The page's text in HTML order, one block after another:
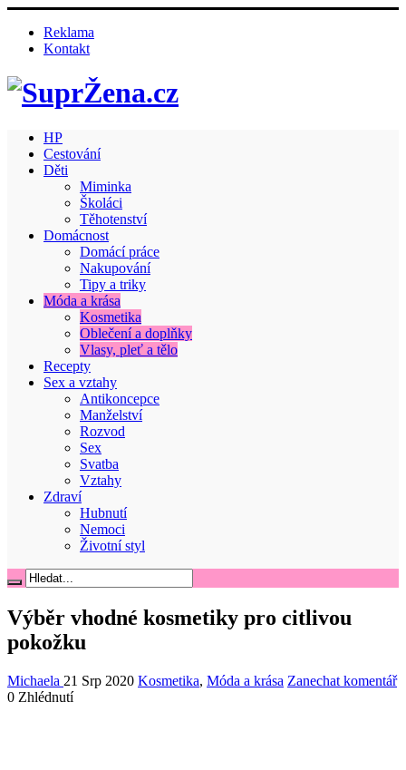
Reklama
Kontakt
HP
Cestování
Děti
Miminka
Školáci
Těhotenství
Domácnost
Domácí práce
Nakupování
Tipy a triky
Móda a krása
Kosmetika
Oblečení a doplňky
Vlasy, pleť a tělo
Recepty
Sex a vztahy
Antikoncepce
Manželství
Rozvod
Sex
Svatba
Vztahy
Zdraví
Hubnutí
Nemoci
Životní styl
Výběr vhodné kosmetiky pro citlivou
pokožku
Michaela 21 Srp 2020 Kosmetika, Móda a krása Zanechat komentář
0 Zhlédnutí